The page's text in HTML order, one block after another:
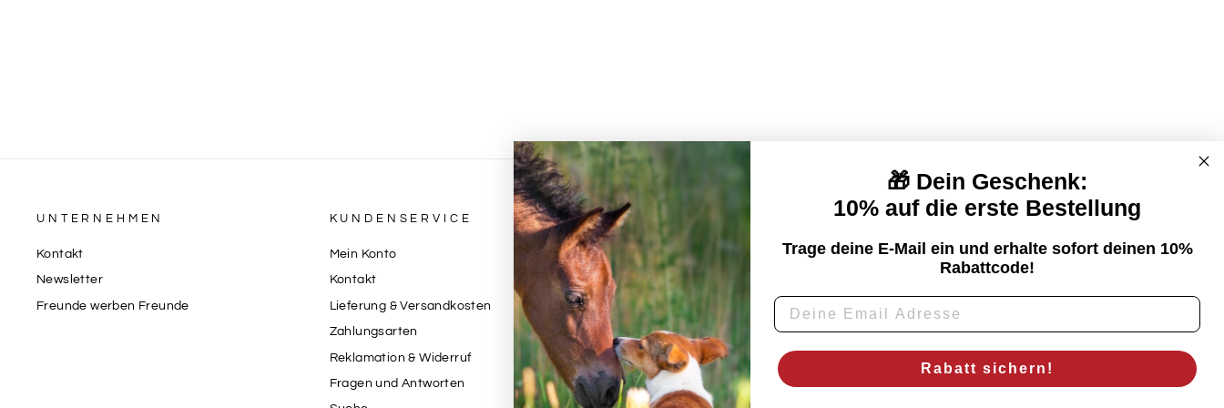
UNTERNEHMEN
Kontakt
Newsletter
Freunde werben Freunde
KUNDENSERVICE
Mein Konto
Kontakt
Lieferung & Versandkosten
Zahlungsarten
Reklamation & Widerruf
Fragen und Antworten
RECHTLICHES & IMPRESSUM
Impressum
Datenschutzerklärung
AGB
Widerrufsbelehrung
Kontaktinformationen
Vertrag widerrufen
🎁 Dein Geschenk:
10% auf die erste Bestellung
Trage deine E-Mail ein und erhalte sofort deinen 10%
Rabattcode!
Rabatt sichern!